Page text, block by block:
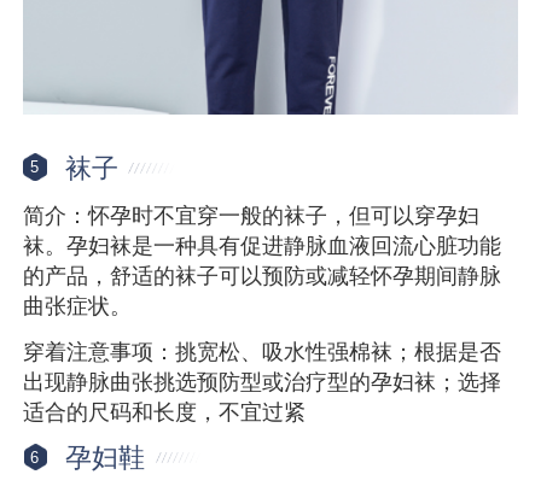
5 袜子
简介：怀孕时不宜穿一般的袜子，但可以穿孕妇
袜。孕妇袜是一种具有促进静脉血液回流心脏功能
的产品，舒适的袜子可以预防或减轻怀孕期间静脉
曲张症状。
穿着注意事项：挑宽松、吸水性强棉袜；根据是否
出现静脉曲张挑选预防型或治疗型的孕妇袜；选择
适合的尺码和长度，不宜过紧
6 孕妇鞋